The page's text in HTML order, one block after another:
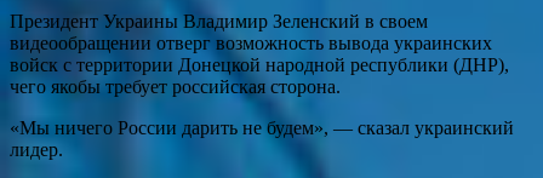
Президент Украины Владимир Зеленский в своем
видеообращении отверг возможность вывода украинских
войск с территории Донецкой народной республики (ДНР),
чего якобы требует российская сторона.
«Мы ничего России дарить не будем», — сказал украинский
лидер.